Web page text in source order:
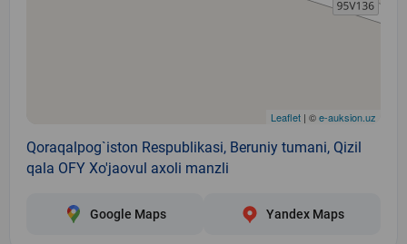
Leaflet | ©e-auksion.uz
Qoraqalpog`iston Respublikasi, Beruniy tumani, Qizil
qala OFY Xo'jaovul axoli manzli
Google Maps Yandex Maps